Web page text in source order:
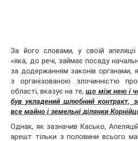
За його словами, у своїй апеляції
«яка, до речі, займає посаду
за додержанням законів органами,
з організованою злочинністю
області, вказує на те,що між нею і
був укладений шлюбний контракт,
все майно і земельні ділянки
Однак, як зазначив Касько,
арешт тільки з половини всього